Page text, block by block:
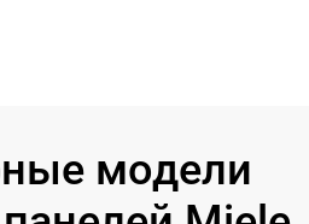
модели